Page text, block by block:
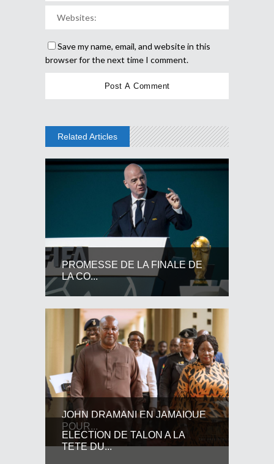
Save my name, email, and website in this
browser for the next time I comment.
Related Articles
PROMESSE DE LA FINALE DE
LA CO...
JOHN DRAMANI EN JAMAIQUE
POUR...
ELECTION DE TALON A LA
TETE DU...